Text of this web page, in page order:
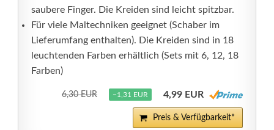
saubere Finger. Die Kreiden sind leicht spitzbar.
Für viele Maltechniken geeignet (Schaber im
Lieferumfang enthalten). Die Kreiden sind in 18
leuchtenden Farben erhältlich (Sets mit 6, 12, 18
Farben)
6,30 EUR −1,31 EUR 4,99 EUR
Preis & Verfügbarkeit*